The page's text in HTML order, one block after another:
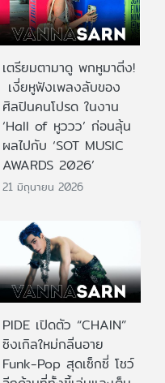
เตรียมตามาดู พกหูมาติ่ง!
เงี่ยหูฟังเพลงลับของ
ศิลปินคนโปรด ในงาน
‘Hall of หูววว’ ก่อนลุ้น
ผลไปกับ ‘SOT MUSIC
AWARDS 2026’
21 มิถุนายน 2026
PIDE เปิดตัว “CHAIN”
ซิงเกิลใหม่กลิ่นอาย
Funk-Pop สุดเซ็กซี่ โชว์